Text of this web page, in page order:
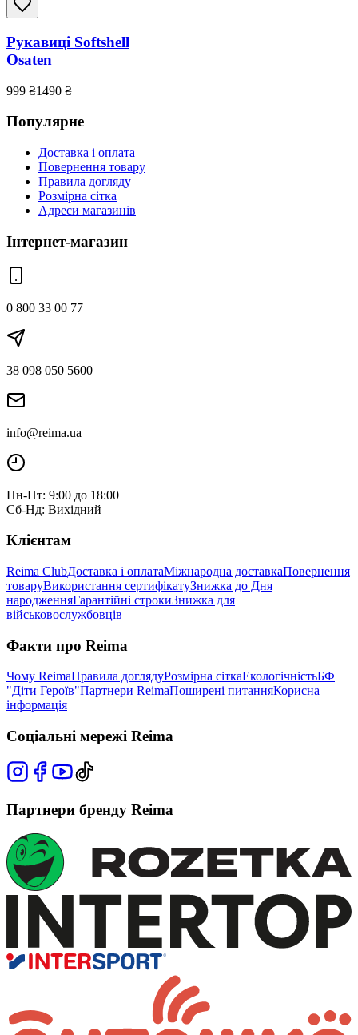
Рукавиці Softshell
Osaten
999 ₴1490 ₴
Популярне
Доставка і оплата
Повернення товару
Правила догляду
Розмірна сітка
Адреси магазинів
Інтернет-магазин
0 800 33 00 77
38 098 050 5600
info@reima.ua
Пн-Пт: 9:00 до 18:00
Сб-Нд: Вихідний
Клієнтам
Reima ClubДоставка і оплатаМіжнародна доставкаПовернення
товаруВикористання сертифікатуЗнижка до Дня
народженняГарантійні строкиЗнижка для
військовослужбовців
Факти про Reima
Чому ReimaПравила доглядуРозмірна сіткаЕкологічністьБФ
"Діти Героїв"Партнери ReimaПоширені питанняКорисна
інформація
Соціальні мережі Reima
Партнери бренду Reima